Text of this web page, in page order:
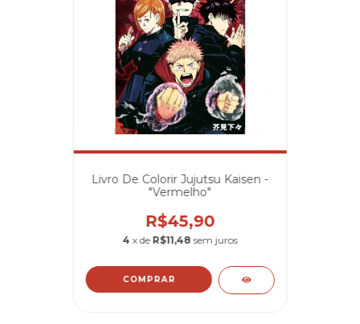
Livro De Colorir Jujutsu Kaisen -
"Vermelho"
R$45,90
4 x de R$11,48 sem juros